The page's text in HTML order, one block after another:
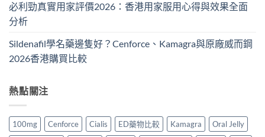
必利勁真實用家評價2026：香港用家服用心得與效果全面
分析
Sildenafil學名藥邊隻好？Cenforce、Kamagra與原廠威而鋼
2026香港購買比較
熱點關注
100mg Cenforce Cialis ED藥物比較 Kamagra
Oral Jelly